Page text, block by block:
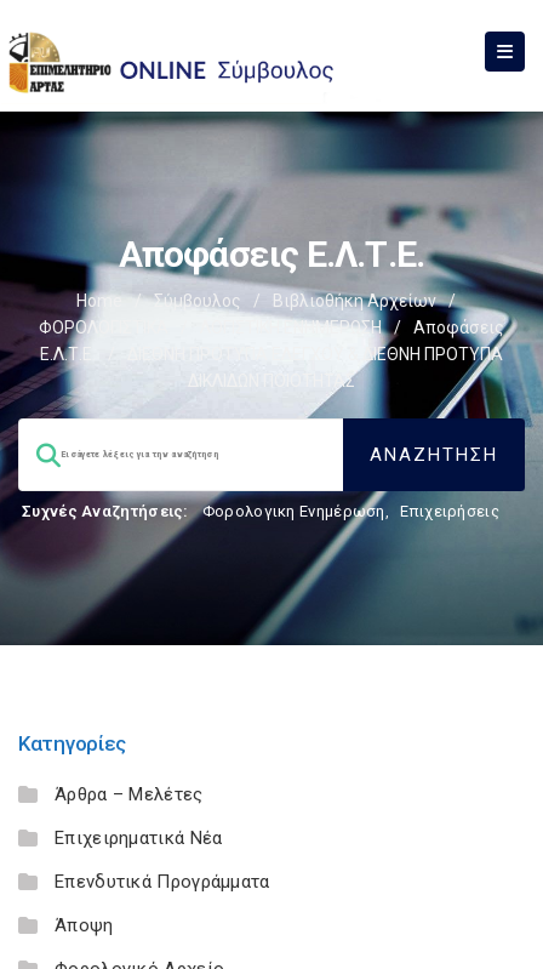
Αποφάσεις Ε.Λ.Τ.Ε.
Home / Σύμβουλος / Βιβλιοθήκη Αρχείων
/
ΦΟΡΟΛΟΓΙΣΤΙΚΑ
ΛΟΓΙΣΤΙΚΗ ΕΝΗΜΕΡΩΣΗ /
Αποφάσεις
Ε.Λ.Τ.Ε.
ΔΙΕΘΝΗ ΠΡΟΤΥΠΑ ΕΛΕΓΧΟΥ & ΔΙΕΘΝΗ ΠΡΟΤΥΠΑ
ΔΙΚΛΙΔΩΝ ΠΟΙΟΤΗΤΑΣ
Συχνές Αναζητήσεις: Φορολογικη Ενημέρωση, Επιχειρήσεις
Κατηγορίες
Άρθρα – Μελέτες
Επιχειρηματικά Νέα
Επενδυτικά Προγράμματα
Άποψη